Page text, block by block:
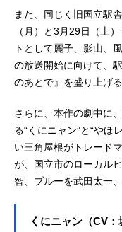
また、同じく旧国立駅
（月）と3月29日（土
トとして麗子、影山、
の放送開始に向けて、
のあとで』を盛り上げる
さらに、本作の劇中に
る“くにニャン”と“や
い三角屋根がトレード
が、国立市のローカル
智、ブルーを武田太一
くにニャン（CV：